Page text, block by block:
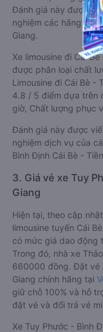
Đánh giá này được
nghiệm các hãng Xe
Giang.
Xe limousine đi Cái
được phân loại chất
Limousine đi Cái Bè -
4.8 / 5 điểm dựa trên
giờ, Chất lượng phục
Đánh giá này được
nghiệm dịch vụ của
Bình Định Cái Bè -
3. Giá vé xe Tuy
Giang
Hiện tại, theo cập
limousine tuyến Cái
có mức giá dao
Trong đó, nhà xe
660000 đồng. Đặt vé
Giang chính hãng tại
giữ chỗ 100% và hỗ
đặt vé và đổi trả vé
Xe Tuy Phước - Bình